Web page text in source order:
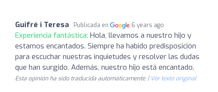
Guifré i Teresa Publicada en 6 years ago
Experiencia fantástica: Hola, llevamos a nuestro hijo y
estamos encantados. Siempre ha habido predisposición
para escuchar nuestras inquietudes y resolver las dudas
que han surgido. Además, nuestro hijo está encantado.
Esta opinión ha sido traducida automáticamente. | Ver texto original